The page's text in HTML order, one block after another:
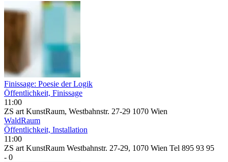
Finissage: Poesie der Logik
Öffentlichkeit, Finissage
11:00
ZS art KunstRaum, Westbahnstr. 27-29 1070 Wien
WaldRaum
Öffentlichkeit, Installation
11:00
ZS art KunstRaum Westbahnstr. 27-29, 1070 Wien Tel 895 93 95
- 0